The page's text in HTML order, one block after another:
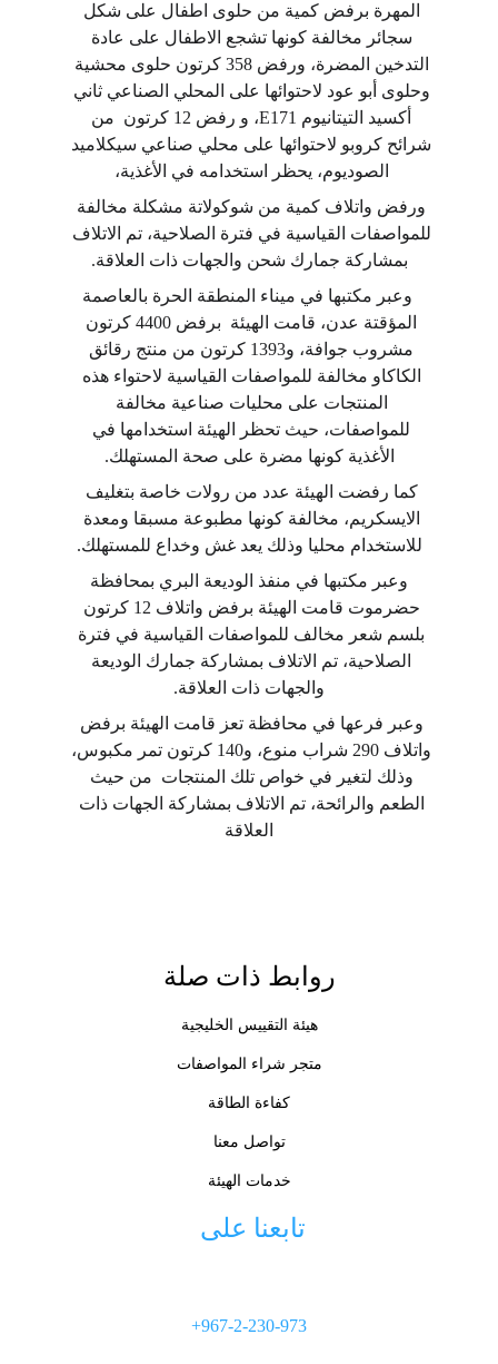
المهرة برفض كمية من حلوى اطفال على شكل
سجائر مخالفة كونها تشجع الاطفال على عادة
التدخين المضرة، ورفض 358 كرتون حلوى محشية
وحلوى أبو عود لاحتوائها على المحلي الصناعي ثاني
أكسيد التيتانيوم E171، و رفض 12 كرتون  من
شرائح كروبو لاحتوائها على محلي صناعي سيكلاميد
الصوديوم، يحظر استخدامه في الأغذية،
ورفض واتلاف كمية من شوكولاتة مشكلة مخالفة
للمواصفات القياسية في فترة الصلاحية، تم الاتلاف
بمشاركة جمارك شحن والجهات ذات العلاقة.
  وعبر مكتبها في ميناء المنطقة الحرة بالعاصمة
المؤقتة عدن، قامت الهيئة  برفض 4400 كرتون
مشروب جوافة، و1393 كرتون من منتج رقائق
الكاكاو مخالفة للمواصفات القياسية لاحتواء هذه
المنتجات على محليات صناعية مخالفة
للمواصفات، حيث تحظر الهيئة استخدامها في
الأغذية كونها مضرة على صحة المستهلك.
كما رفضت الهيئة عدد من رولات خاصة بتغليف
الايسكريم، مخالفة كونها مطبوعة مسبقا ومعدة
للاستخدام محليا وذلك يعد غش وخداع للمستهلك.
وعبر مكتبها في منفذ الوديعة البري بمحافظة
حضرموت قامت الهيئة برفض واتلاف 12 كرتون
بلسم شعر مخالف للمواصفات القياسية في فترة
الصلاحية، تم الاتلاف بمشاركة جمارك الوديعة
والجهات ذات العلاقة.
وعبر فرعها في محافظة تعز قامت الهيئة برفض
واتلاف 290 شراب منوع، و140 كرتون تمر مكبوس،
وذلك لتغير في خواص تلك المنتجات  من حيث
الطعم والرائحة، تم الاتلاف بمشاركة الجهات ذات
العلاقة
روابط ذات صلة
تابعنا على
+967-2-230-973
متجر شراء المواصفات
كفاءة الطاقة
هيئة التقييس الخليجية
تواصل معنا
خدمات الهيئة